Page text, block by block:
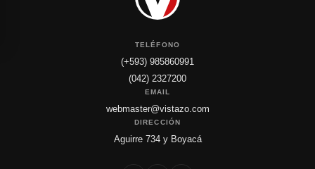
TELÉFONO
(+593) 985860991
(042) 2327200
EMAIL
webmaster@vistazo.com
DIRECCIÓN
Aguirre 734 y Boyacá